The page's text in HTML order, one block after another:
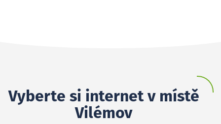
Vyberte si internet v místě
Vilémov